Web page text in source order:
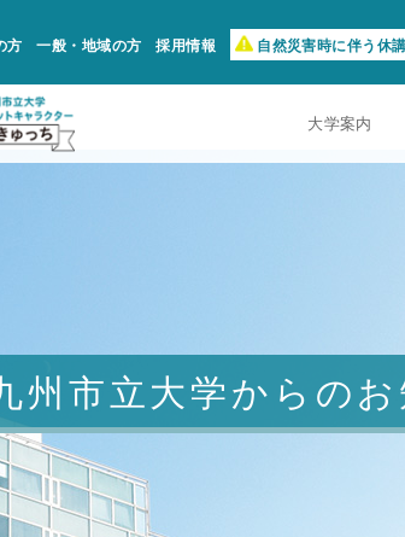
方 一般・地域の方 採用情報 自然災害時に伴う休講
大学案内
州市立大学からの